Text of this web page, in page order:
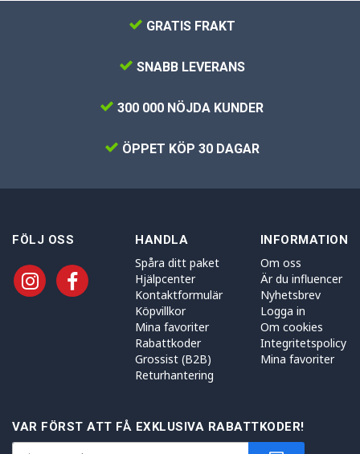
GRATIS FRAKT
SNABB LEVERANS
300 000 NÖJDA KUNDER
ÖPPET KÖP 30 DAGAR
FÖLJ OSS HANDLA
Spåra ditt paket
Hjälpcenter
Kontaktformulär
Köpvillkor
Mina favoriter
Rabattkoder
Grossist (B2B)
Returhantering
INFORMATION
Om oss
Är du influencer
Nyhetsbrev
Logga in
Om cookies
Integritetspolicy
Mina favoriter
VAR FÖRST ATT FÅ EXKLUSIVA RABATTKODER!